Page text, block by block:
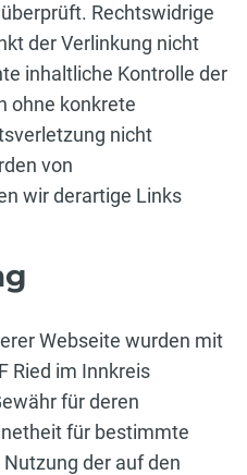
Rechtswidrige
der Verlinkung nicht
inhaltliche Kontrolle der
ohne konkrete
nicht
von
wir derartige Links
Webseite wurden mit
Ried im Innkreis
für deren
für bestimmte
der auf den